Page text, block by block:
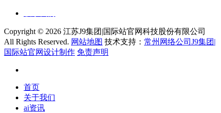
Copyright © 2026 江苏J9集团|国际站官网科技股份有限公司
All Rights Reserved. 网站地图 技术支持： 常州网络公司J9集团|
国际站官网设计制作 免责声明
首页
关于我们
ai资讯